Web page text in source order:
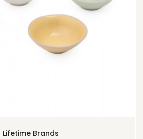
Lifetime Brands